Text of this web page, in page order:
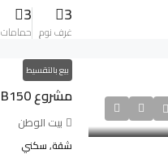
3
غرف نوم
3
حمامات
بيع بالتقسيط
مشروع B150
بيت الوطن
شقة, سكني